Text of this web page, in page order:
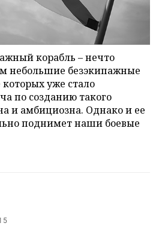
корабль – нечто
небольшие безэкипажные
уже стало
по созданию такого
и амбициозна. Однако и ее
поднимет наши боевые